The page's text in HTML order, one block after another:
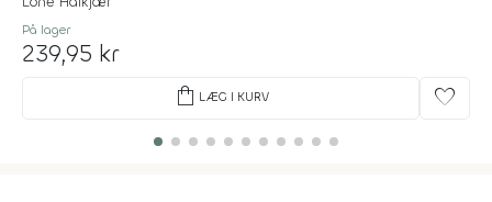
På lager
239,95 kr
shopping_bag LÆG I KURV favorite